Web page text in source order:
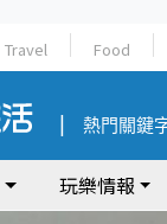
Travel Food
熱門關鍵
玩樂情報